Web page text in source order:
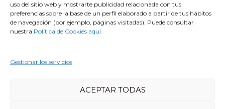
uso del sitio web y mostrarte publicidad relacionada con tus
preferencias sobre la base de un perfil elaborado a partir de tus hábitos
de navegación (por ejemplo, páginas visitadas). Puede consultar
nuestra Política de Cookies aquí.
Gestionar los servicios
ACEPTAR TODAS
precio
original
precio
actual
AÑADIR AL CARRITO